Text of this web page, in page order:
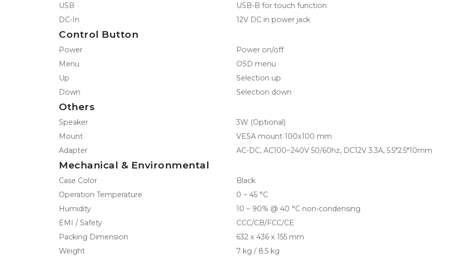
USB
USB-B for touch function
DC-In
12V DC in power jack
Control Button
Power
Power on/off
Menu
OSD menu
Up
Selection up
Down
Selection down
Others
Speaker
3W (Optional)
Mount
VESA mount 100x100 mm
Adapter
AC-DC, AC100~240V 50/60hz, DC12V 3.3A, 5.5*2.5*10mm
Mechanical & Environmental
Case Color
Black
Operation Temperature
0 ~ 45 °C
Humidity
10 ~ 90% @ 40 °C non-condensing
EMI / Safety
CCC/CB/FCC/CE
Packing Dimension
632 x 436 x 155 mm
Weight
7 kg / 8.5 kg